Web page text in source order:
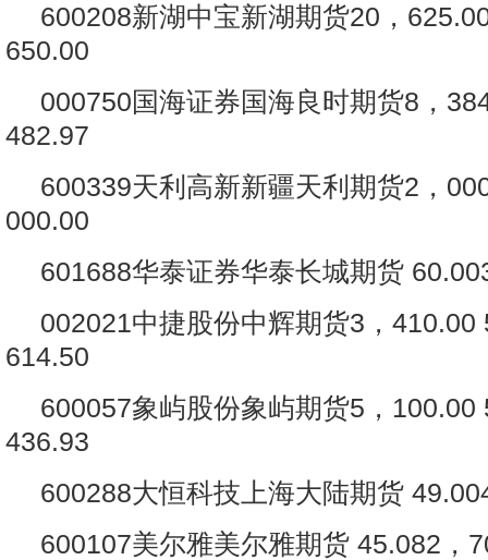
600208新湖中宝新湖期货20，
650.00
000750国海证券国海良时期货8，
482.97
600339天利高新新疆天利期货2，
000.00
601688华泰证券华泰长城期货
002021中捷股份中辉期货3，410.00
614.50
600057象屿股份象屿期货5，100.00
436.93
600288大恒科技上海大陆期货
600107美尔雅美尔雅期货 45.082，